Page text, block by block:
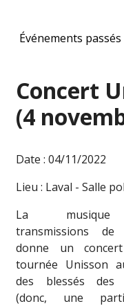
Événements passés
Concert
(4
Date : 04/11/2022
Lieu : Laval - Salle
La
transmissions de
donne un
tournée Unisson
des blessés des
(donc, une